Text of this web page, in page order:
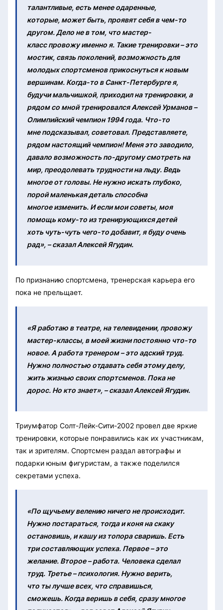
талантливые, есть менее одаренные,
которые, может быть, проявят себя в чем-то
другом. Дело не в том, что мастер-
класс провожу именно я. Такие тренировки – это
мостик, связь поколений, возможность для
молодых спортсменов прикоснуться к новым
вершинам. Когда-то в Санкт-Петербурге я,
будучи мальчишкой, приходил на тренировки, а
рядом со мной тренировался Алексей Урманов –
Олимпийский чемпион 1994 года. Что-то
мне подсказывал, советовал. Представляете,
рядом настоящий чемпион! Меня это заводило,
давало возможность по-другому смотреть на
мир, преодолевать трудности на льду. Ведь
многое от головы. Не нужно искать глубоко,
порой маленькая деталь способна
многое изменить. И если мои советы, моя
помощь кому-то из тренирующихся детей
хоть чуть-чуть чего-то добавит, я буду очень
рад», – сказал Алексей Ягудин.
По признанию спортсмена, тренерская карьера его
пока не прельщает.
«Я работаю в театре, на телевидении, провожу
мастер-классы, в моей жизни постоянно что-то
новое. А работа тренером – это адский труд.
Нужно полностью отдавать себя этому делу,
жить жизнью своих спортсменов. Пока не
дорос. Но кто знает», – сказал Алексей Ягудин.
Триумфатор Солт-Лейк-Сити-2002 провел две яркие
тренировки, которые понравились как их участникам,
так и зрителям. Спортсмен раздал автографы и
подарки юным фигуристам, а также поделился
секретами успеха.
«По щучьему велению ничего не происходит.
Нужно постараться, тогда и коня на скаку
остановишь, и кашу из топора сваришь. Есть
три составляющих успеха. Первое – это
желание. Второе – работа. Человека сделал
труд. Третье – психология. Нужно верить,
что ты лучше всех, что справишься,
сможешь. Когда веришь в себя, сразу многое